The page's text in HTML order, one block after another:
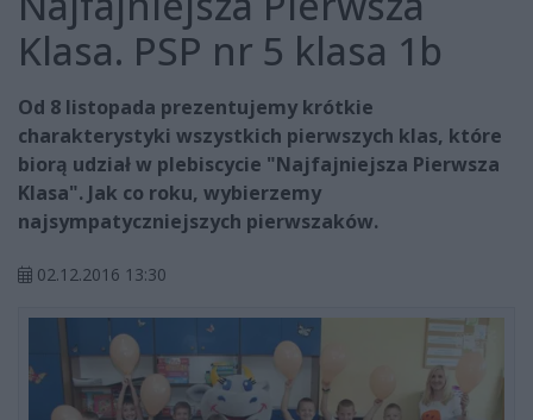
Klasa. PSP nr 5 klasa 1b
Od 8 listopada prezentujemy krótkie
charakterystyki wszystkich pierwszych klas, które
biorą udział w plebiscycie "Najfajniejsza Pierwsza
Klasa". Jak co roku, wybierzemy
najsympatyczniejszych pierwszaków.
02.12.2016 13:30